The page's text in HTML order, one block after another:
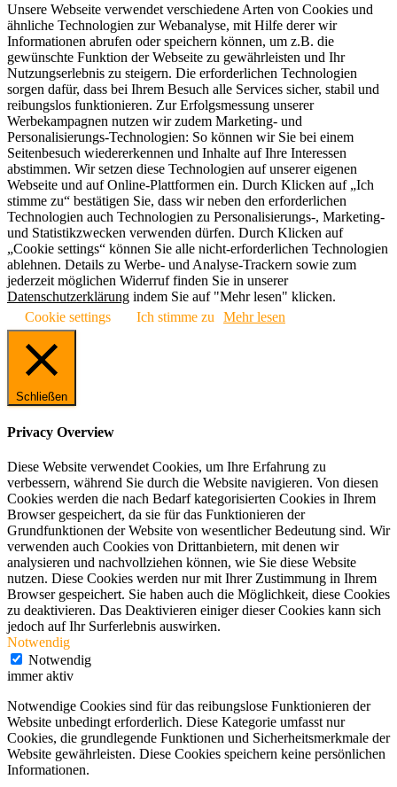
Unsere Webseite verwendet verschiedene Arten von Cookies und
ähnliche Technologien zur Webanalyse, mit Hilfe derer wir
Informationen abrufen oder speichern können, um z.B. die
gewünschte Funktion der Webseite zu gewährleisten und Ihr
Nutzungserlebnis zu steigern. Die erforderlichen Technologien
sorgen dafür, dass bei Ihrem Besuch alle Services sicher, stabil und
reibungslos funktionieren. Zur Erfolgsmessung unserer
Werbekampagnen nutzen wir zudem Marketing- und
Personalisierungs-Technologien: So können wir Sie bei einem
Seitenbesuch wiedererkennen und Inhalte auf Ihre Interessen
abstimmen. Wir setzen diese Technologien auf unserer eigenen
Webseite und auf Online-Plattformen ein. Durch Klicken auf „Ich
stimme zu“ bestätigen Sie, dass wir neben den erforderlichen
Technologien auch Technologien zu Personalisierungs-, Marketing-
und Statistikzwecken verwenden dürfen. Durch Klicken auf
„Cookie settings“ können Sie alle nicht-erforderlichen Technologien
ablehnen. Details zu Werbe- und Analyse-Trackern sowie zum
jederzeit möglichen Widerruf finden Sie in unserer
Datenschutzerklärung indem Sie auf "Mehr lesen" klicken.
Cookie settings
Ich stimme zu Mehr lesen
Schließen
Privacy Overview
Diese Website verwendet Cookies, um Ihre Erfahrung zu
verbessern, während Sie durch die Website navigieren. Von diesen
Cookies werden die nach Bedarf kategorisierten Cookies in Ihrem
Browser gespeichert, da sie für das Funktionieren der
Grundfunktionen der Website von wesentlicher Bedeutung sind. Wir
verwenden auch Cookies von Drittanbietern, mit denen wir
analysieren und nachvollziehen können, wie Sie diese Website
nutzen. Diese Cookies werden nur mit Ihrer Zustimmung in Ihrem
Browser gespeichert. Sie haben auch die Möglichkeit, diese Cookies
zu deaktivieren. Das Deaktivieren einiger dieser Cookies kann sich
jedoch auf Ihr Surferlebnis auswirken.
Notwendig
Notwendig
immer aktiv
Notwendige Cookies sind für das reibungslose Funktionieren der
Website unbedingt erforderlich. Diese Kategorie umfasst nur
Cookies, die grundlegende Funktionen und Sicherheitsmerkmale der
Website gewährleisten. Diese Cookies speichern keine persönlichen
Informationen.